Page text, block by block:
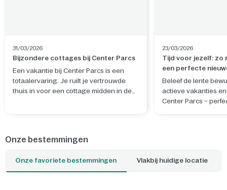
31/03/2026
Bijzondere cottages bij Center Parcs
Een vakantie bij Center Parcs is een
totaalervaring. Je ruilt je vertrouwde
thuis in voor een cottage midden in de
bijvoorbeeld kunt slapen tussen de
water. Welke cottage is jouw favoriet?
23/03/2026
Tijd voor jezelf: zo
een perfecte
Beleef de lente
actieve vakanties
Center Parcs –
Onze bestemmingen
Onze favoriete bestemmingen Vlakbij huidige locatie